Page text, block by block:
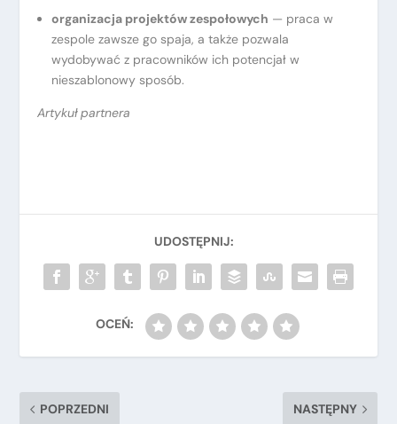
organizacja projektów zespołowych — praca w
zespole zawsze go spaja, a także pozwala
wydobywać z pracowników ich potencjał w
nieszablonowy sposób.
Artykuł partnera
POPRZEDNI NASTĘPNY